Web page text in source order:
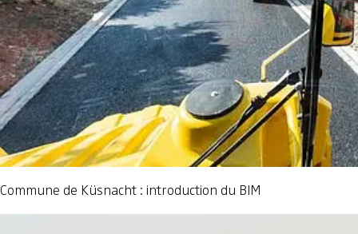
Commune de Küsnacht : introduction du BIM